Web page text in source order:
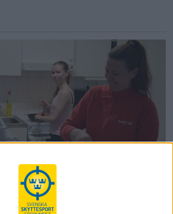
inför mästerskapen i